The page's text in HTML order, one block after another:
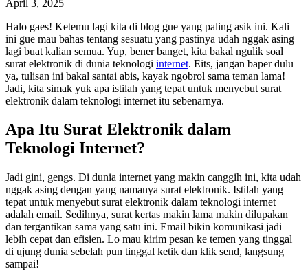
April 3, 2025
Halo gaes! Ketemu lagi kita di blog gue yang paling asik ini. Kali
ini gue mau bahas tentang sesuatu yang pastinya udah nggak asing
lagi buat kalian semua. Yup, bener banget, kita bakal ngulik soal
surat elektronik di dunia teknologi internet. Eits, jangan baper dulu
ya, tulisan ini bakal santai abis, kayak ngobrol sama teman lama!
Jadi, kita simak yuk apa istilah yang tepat untuk menyebut surat
elektronik dalam teknologi internet itu sebenarnya.
Apa Itu Surat Elektronik dalam
Teknologi Internet?
Jadi gini, gengs. Di dunia internet yang makin canggih ini, kita udah
nggak asing dengan yang namanya surat elektronik. Istilah yang
tepat untuk menyebut surat elektronik dalam teknologi internet
adalah email. Sedihnya, surat kertas makin lama makin dilupakan
dan tergantikan sama yang satu ini. Email bikin komunikasi jadi
lebih cepat dan efisien. Lo mau kirim pesan ke temen yang tinggal
di ujung dunia sebelah pun tinggal ketik dan klik send, langsung
sampai!